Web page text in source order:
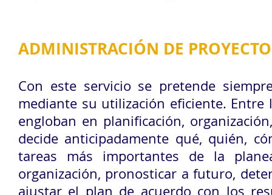
ADMINISTRACIÓN DE
Con este servicio se pretende
mediante su utilización eficiente.
engloban en planificación,
decide anticipadamente qué, quién,
tareas más importantes de la
organización, pronosticar a futuro,
ajustar el plan de acuerdo con los